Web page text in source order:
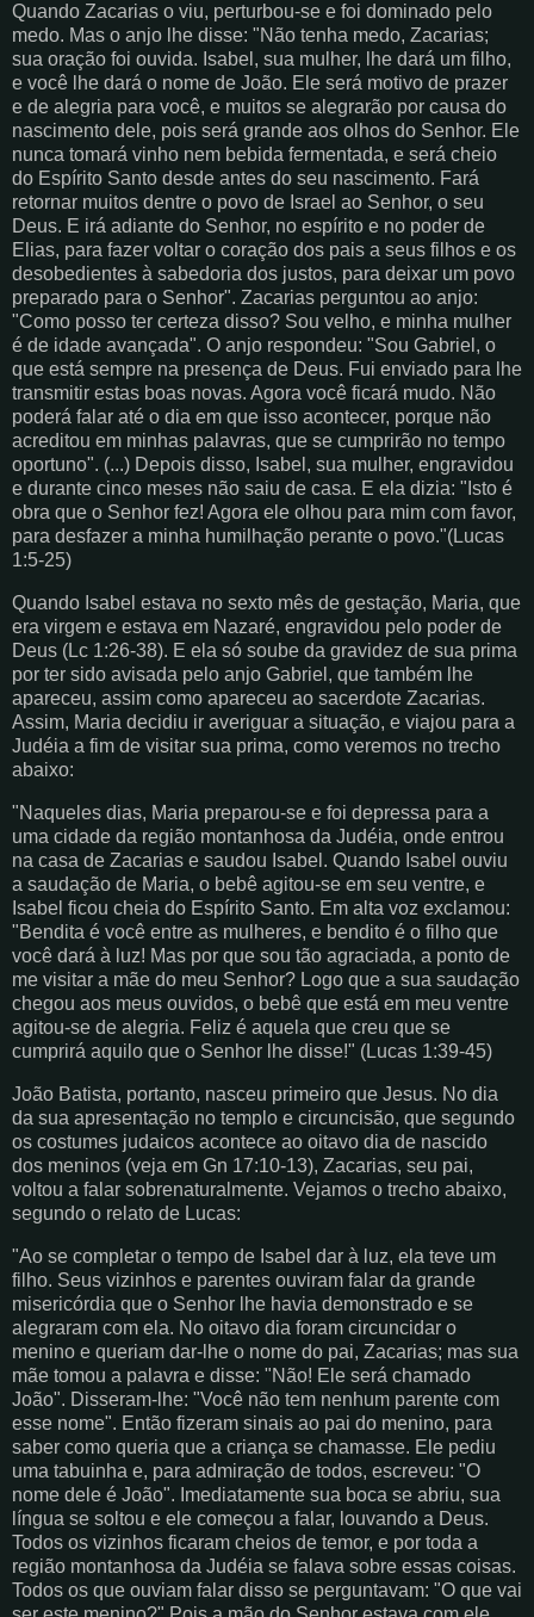
Quando Zacarias o viu, perturbou-se e foi dominado pelo
medo. Mas o anjo lhe disse: "Não tenha medo, Zacarias;
sua oração foi ouvida. Isabel, sua mulher, lhe dará um filho,
e você lhe dará o nome de João. Ele será motivo de prazer
e de alegria para você, e muitos se alegrarão por causa do
nascimento dele, pois será grande aos olhos do Senhor. Ele
nunca tomará vinho nem bebida fermentada, e será cheio
do Espírito Santo desde antes do seu nascimento. Fará
retornar muitos dentre o povo de Israel ao Senhor, o seu
Deus. E irá adiante do Senhor, no espírito e no poder de
Elias, para fazer voltar o coração dos pais a seus filhos e os
desobedientes à sabedoria dos justos, para deixar um povo
preparado para o Senhor". Zacarias perguntou ao anjo:
"Como posso ter certeza disso? Sou velho, e minha mulher
é de idade avançada". O anjo respondeu: "Sou Gabriel, o
que está sempre na presença de Deus. Fui enviado para lhe
transmitir estas boas novas. Agora você ficará mudo. Não
poderá falar até o dia em que isso acontecer, porque não
acreditou em minhas palavras, que se cumprirão no tempo
oportuno". (...) Depois disso, Isabel, sua mulher, engravidou
e durante cinco meses não saiu de casa. E ela dizia: "Isto é
obra que o Senhor fez! Agora ele olhou para mim com favor,
para desfazer a minha humilhação perante o povo."(Lucas
1:5-25)
Quando Isabel estava no sexto mês de gestação, Maria, que
era virgem e estava em Nazaré, engravidou pelo poder de
Deus (Lc 1:26-38). E ela só soube da gravidez de sua prima
por ter sido avisada pelo anjo Gabriel, que também lhe
apareceu, assim como apareceu ao sacerdote Zacarias.
Assim, Maria decidiu ir averiguar a situação, e viajou para a
Judéia a fim de visitar sua prima, como veremos no trecho
abaixo:
"Naqueles dias, Maria preparou-se e foi depressa para a
uma cidade da região montanhosa da Judéia, onde entrou
na casa de Zacarias e saudou Isabel. Quando Isabel ouviu
a saudação de Maria, o bebê agitou-se em seu ventre, e
Isabel ficou cheia do Espírito Santo. Em alta voz exclamou:
"Bendita é você entre as mulheres, e bendito é o filho que
você dará à luz! Mas por que sou tão agraciada, a ponto de
me visitar a mãe do meu Senhor? Logo que a sua saudação
chegou aos meus ouvidos, o bebê que está em meu ventre
agitou-se de alegria. Feliz é aquela que creu que se
cumprirá aquilo que o Senhor lhe disse!" (Lucas 1:39-45)
João Batista, portanto, nasceu primeiro que Jesus. No dia
da sua apresentação no templo e circuncisão, que segundo
os costumes judaicos acontece ao oitavo dia de nascido
dos meninos (veja em Gn 17:10-13), Zacarias, seu pai,
voltou a falar sobrenaturalmente. Vejamos o trecho abaixo,
segundo o relato de Lucas:
"Ao se completar o tempo de Isabel dar à luz, ela teve um
filho. Seus vizinhos e parentes ouviram falar da grande
misericórdia que o Senhor lhe havia demonstrado e se
alegraram com ela. No oitavo dia foram circuncidar o
menino e queriam dar-lhe o nome do pai, Zacarias; mas sua
mãe tomou a palavra e disse: "Não! Ele será chamado
João". Disseram-lhe: "Você não tem nenhum parente com
esse nome". Então fizeram sinais ao pai do menino, para
saber como queria que a criança se chamasse. Ele pediu
uma tabuinha e, para admiração de todos, escreveu: "O
nome dele é João". Imediatamente sua boca se abriu, sua
língua se soltou e ele começou a falar, louvando a Deus.
Todos os vizinhos ficaram cheios de temor, e por toda a
região montanhosa da Judéia se falava sobre essas coisas.
Todos os que ouviam falar disso se perguntavam: "O que vai